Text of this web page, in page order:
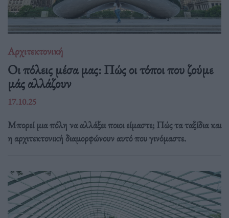
Αρχιτεκτονική
Οι πόλεις μέσα μας: Πώς οι τόποι που ζούμε
μάς αλλάζουν
17.10.25
Μπορεί μια πόλη να αλλάξει ποιοι είμαστε; Πώς τα ταξίδια και
η αρχιτεκτονική διαμορφώνουν αυτό που γινόμαστε.